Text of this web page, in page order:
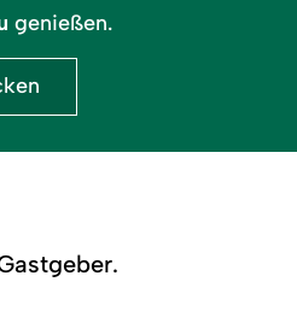
genießen.